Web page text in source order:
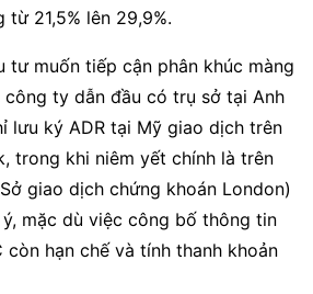
21,5% lên 29,9%.
tư muốn tiếp cận phân khúc màng
ty dẫn đầu có trụ sở tại Anh
lưu ký ADR tại Mỹ giao dịch trên
trong khi niêm yết chính là trên
giao dịch chứng khoán London)
mặc dù việc công bố thông tin
hạn chế và tính thanh khoản